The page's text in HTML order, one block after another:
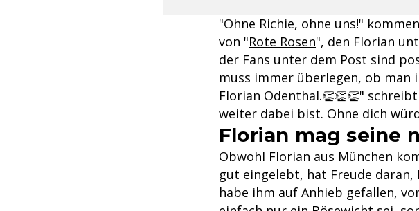
"Ohne Richie, ohne uns!"
von "Rote Rosen", den Florian
der Fans unter dem Post sind
muss immer überlegen, ob man
Florian Odenthal.👏👏👏"
weiter dabei bist. Ohne dich
Florian mag seine
Obwohl Florian aus München
gut eingelebt, hat Freude daran,
habe ihm auf Anhieb gefallen,